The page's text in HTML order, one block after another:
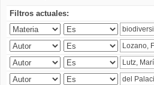
Filtros actuales: